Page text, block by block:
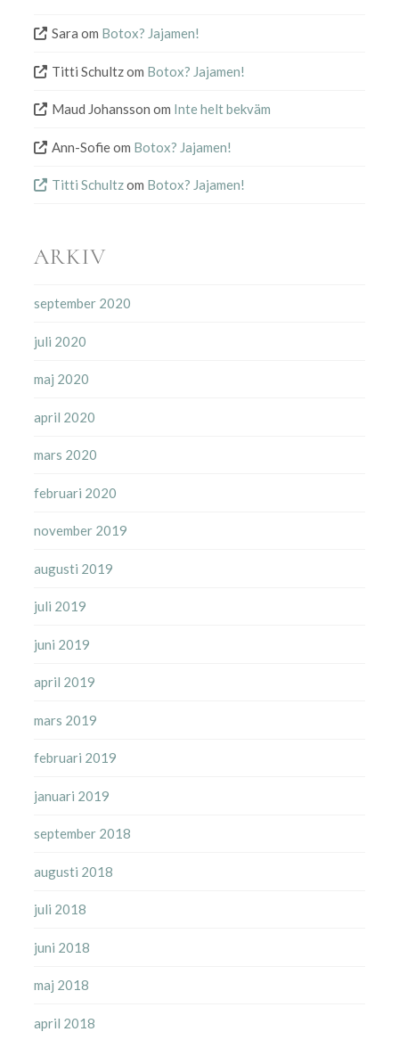
Sara om Botox? Jajamen!
Titti Schultzom Botox? Jajamen!
Maud Johansson om Inte helt bekväm
Ann-Sofieom Botox? Jajamen!
Titti Schultzom Botox? Jajamen!
ARKIV
september 2020
juli 2020
maj 2020
april 2020
mars 2020
februari 2020
november 2019
augusti 2019
juli 2019
juni 2019
april 2019
mars 2019
februari 2019
januari 2019
september 2018
augusti 2018
juli 2018
juni 2018
maj 2018
april 2018